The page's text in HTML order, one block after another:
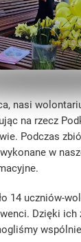
nasi
na rzecz
Podczas
w
14 uczniów-
Dzięki ich